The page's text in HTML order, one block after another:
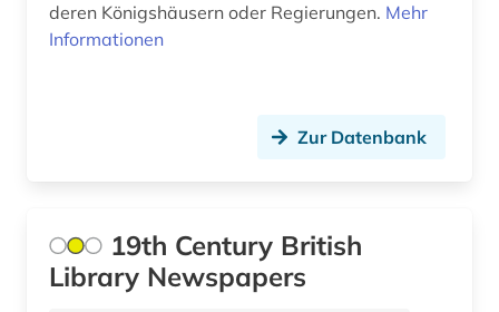
argentinien (2)
artikel (1)
Ungarn (21)
deren Königshäusern oder Regierungen. Mehr
Informationen
Zur Datenbank
19th Century British
Library Newspapers